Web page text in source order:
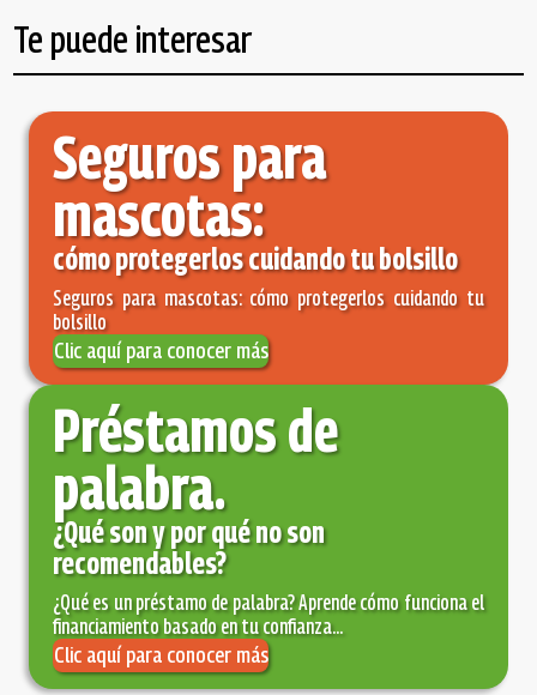
Te puede interesar
Seguros para
mascotas:
cómo protegerlos cuidando tu bolsillo
Seguros para mascotas: cómo protegerlos cuidando tu
bolsillo
Clic aquí para conocer más
Préstamos de
palabra.
¿Qué son y por qué no son
recomendables?
¿Qué es un préstamo de palabra? Aprende cómo funciona el
financiamiento basado en tu confianza...
Clic aquí para conocer más